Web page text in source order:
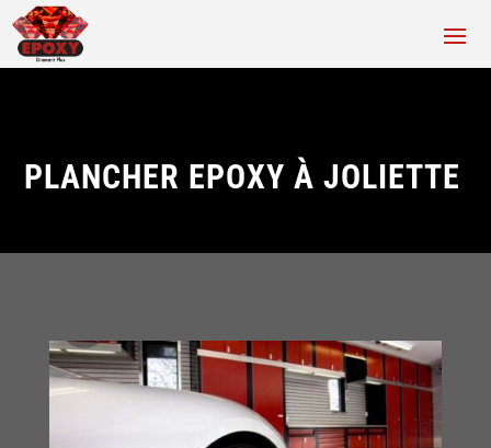
PLANCHER EPOXY À JOLIETTE